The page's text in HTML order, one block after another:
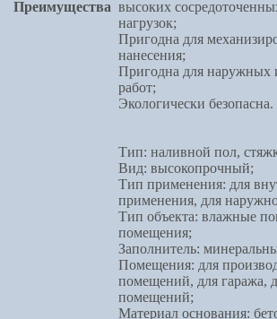
Преимущества высоких
нагрузок;
Пригодна для
нанесения;
Пригодна для наружных
работ;
Экологически безопасна.
Тип: наливной пол,
Вид: высокопрочный;
Тип применения: для
применения, для
Тип объекта: влажные
помещения;
Заполнитель:
Помещения: для
помещений, для гаража,
помещений;
Материал основания: